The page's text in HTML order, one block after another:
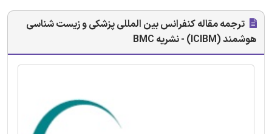
ترجمه مقاله کنفرانس بین المللی پزشکی و زیست شناسی
هوشمند (ICIBM) - نشریه BMC